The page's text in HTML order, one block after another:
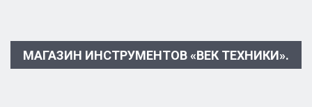
МАГАЗИН ИНСТРУМЕНТОВ «ВЕК ТЕХНИКИ».